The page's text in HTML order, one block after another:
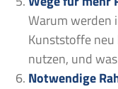
Warum werden
Kunststoffe
nutzen, und
Notwendige